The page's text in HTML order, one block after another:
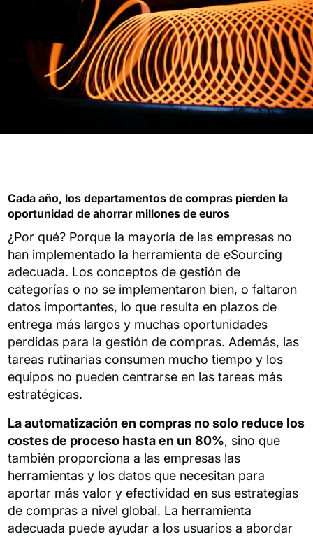
Cada año, los departamentos de compras pierden la
oportunidad de ahorrar millones de euros
¿Por qué? Porque la mayoría de las empresas no
han implementado la herramienta de eSourcing
adecuada. Los conceptos de gestión de
categorías o no se implementaron bien, o faltaron
datos importantes, lo que resulta en plazos de
entrega más largos y muchas oportunidades
perdidas para la gestión de compras. Además, las
tareas rutinarias consumen mucho tiempo y los
equipos no pueden centrarse en las tareas más
estratégicas.
La automatización en compras no solo reduce los
costes de proceso hasta en un 80%, sino que
también proporciona a las empresas las
herramientas y los datos que necesitan para
aportar más valor y efectividad en sus estrategias
de compras a nivel global. La herramienta
adecuada puede ayudar a los usuarios a abordar